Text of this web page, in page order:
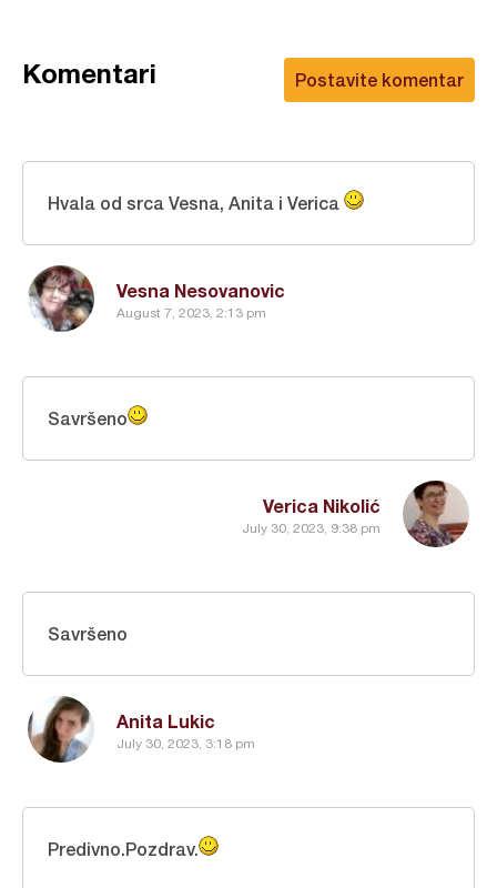
Postavite komentar
Komentari
Vesna Nesovanovic
August 7, 2023, 2:13 pm
Hvala od srca Vesna, Anita i Verica
Verica Nikolić
July 30, 2023, 9:38 pm
Savršeno
Anita Lukic
July 30, 2023, 3:18 pm
Savršeno
Predivno.Pozdrav.